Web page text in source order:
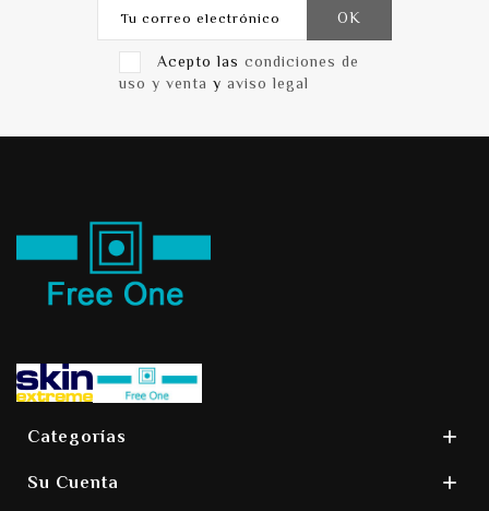
Acepto las condiciones de
uso y venta y aviso legal
Categorías 
Su Cuenta 